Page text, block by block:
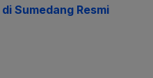
Sumedang Resmi